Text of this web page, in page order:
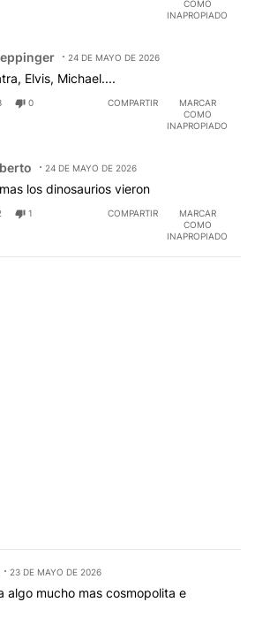
COMO
INAPROPIADO
24 DE MAYO DE 2026
Elvis, Michael....
0 COMPARTIR
MARCAR
COMO
INAPROPIADO
24 DE MAYO DE 2026
los dinosaurios vieron
1 COMPARTIR
MARCAR
COMO
INAPROPIADO
23 DE MAYO DE 2026
algo mucho mas cosmopolita e